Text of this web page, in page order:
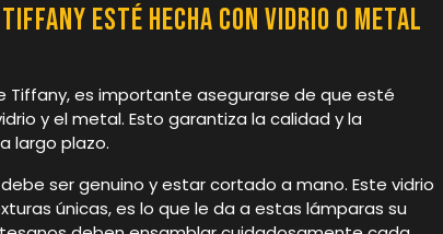
esté hecha con vidrio o metal
es importante asegurarse de que esté
y el metal. Esto garantiza la calidad y la
largo plazo.
ser genuino y estar cortado a mano. Este vidrio
únicas, es lo que le da a estas lámparas su